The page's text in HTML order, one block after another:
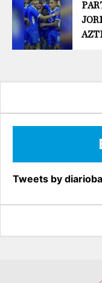
Tweets by